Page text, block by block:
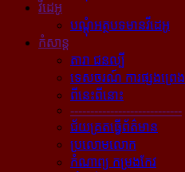
វីដេអូ
បណ្ដុំអត្ថបទមានវីដេអូ
កំសាន្ដ
តារា ជនល្បី
ទេសចរណ៍ ការផ្សងព្រេង
ពីនេះពីនោះ
----------------------------
ជ័យគ្រតធ្វើព័ត៌មាន
ប្រលោមលោក
កំណាព្យ កម្រងកែវ